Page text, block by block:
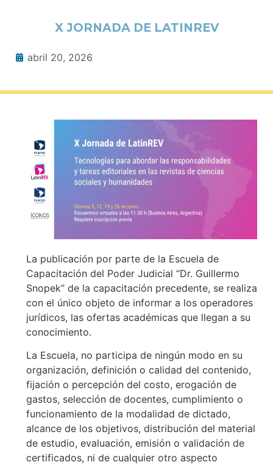
X JORNADA DE LATINREV
abril 20, 2026
La publicación por parte de la Escuela de
Capacitación del Poder Judicial “Dr. Guillermo
Snopek” de la capacitación precedente, se realiza
con el único objeto de informar a los operadores
jurídicos, las ofertas académicas que llegan a su
conocimiento.
La Escuela, no participa de ningún modo en su
organización, definición o calidad del contenido,
fijación o percepción del costo, erogación de
gastos, selección de docentes, cumplimiento o
funcionamiento de la modalidad de dictado,
alcance de los objetivos, distribución del material
de estudio, evaluación, emisión o validación de
certificados, ni de cualquier otro aspecto